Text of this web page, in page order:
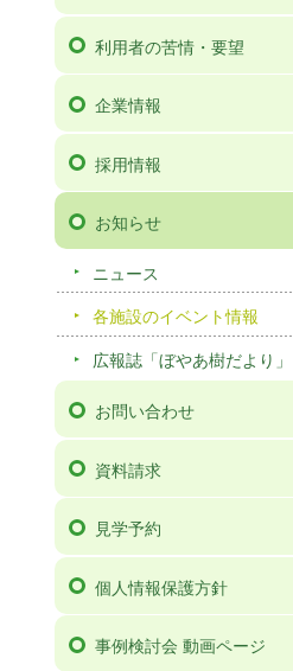
利用者の苦情・要望
企業情報
採用情報
お知らせ
ニュース
各施設のイベント情報
広報誌「ぼやあ樹だより」
お問い合わせ
資料請求
見学予約
個人情報保護方針
事例検討会 動画ページ